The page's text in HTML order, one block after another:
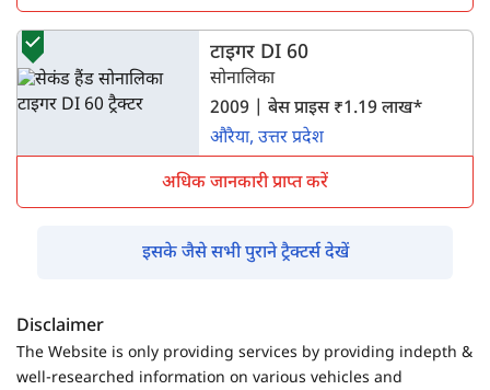
टाइगर DI 60
सोनालिका
2009 | बेस प्राइस ₹1.19 लाख*
औरैया, उत्तर प्रदेश
अधिक जानकारी प्राप्त करें
इसके जैसे सभी पुराने ट्रैक्टर्स देखें
Disclaimer
The Website is only providing services by providing indepth &
well-researched information on various vehicles and